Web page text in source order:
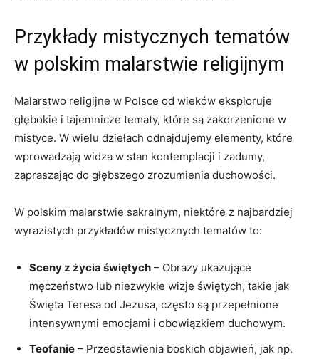
Przykłady mistycznych tematów
w polskim malarstwie religijnym
Malarstwo religijne w Polsce od wieków eksploruje
głębokie i tajemnicze tematy, które są zakorzenione w
mistyce. W wielu dziełach odnajdujemy elementy, które
wprowadzają widza w stan kontemplacji i zadumy,
zapraszając do głębszego zrozumienia duchowości.
W polskim malarstwie sakralnym, niektóre z najbardziej
wyrazistych przykładów mistycznych tematów to:
Sceny z życia świętych – Obrazy ukazujące
męczeństwo lub niezwykłe wizje świętych, takie jak
Święta Teresa od Jezusa, często są przepełnione
intensywnymi emocjami i obowiązkiem duchowym.
Teofanie – Przedstawienia boskich objawień, jak np.